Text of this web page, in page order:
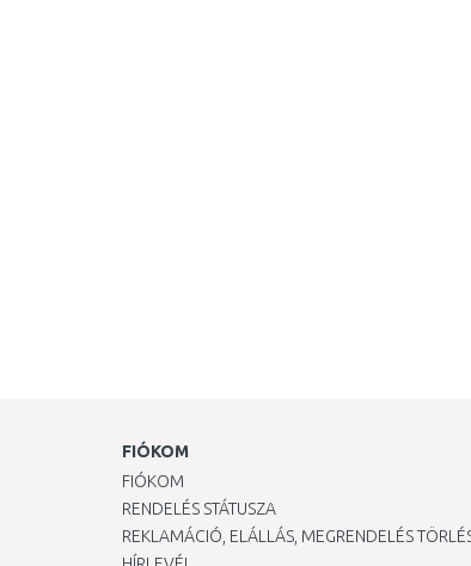
FIÓKOM
FIÓKOM
RENDELÉS STÁTUSZA
REKLAMÁCIÓ, ELÁLLÁS, MEGRENDELÉS